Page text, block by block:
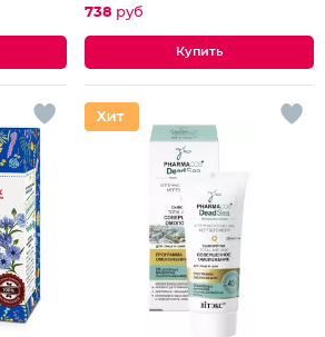
738 руб